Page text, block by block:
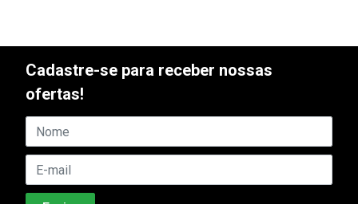
Cadastre-se para receber nossas
ofertas!